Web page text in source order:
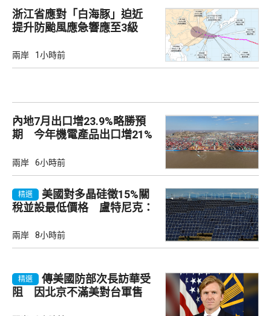
浙江省應對「白海豚」迫近
提升防颱風應急響應至3級
兩岸 1小時前
內地7月出口增23.9%略勝預
期 今年機電產品出口增21%
兩岸 6小時前
精選
美國對多晶硅徵15%關
稅並設最低價格 盧特尼克：
兩岸 8小時前
精選
傳美國防部次長訪華受
阻 因北京不滿美對台軍售